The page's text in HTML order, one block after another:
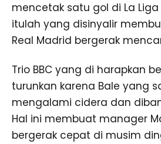
mencetak satu gol di La
itulah yang disinyalir
Real Madrid bergerak
Trio BBC yang di harapkan
turunkan karena Bale yang
mengalami cidera dan
Hal ini membuat manager
bergerak cepat di musim